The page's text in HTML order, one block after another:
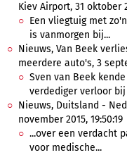
Kiev Airport, 31 oktober
Een vliegtuig met
is vanmorgen bij...
Nieuws, Van Beek
meerdere auto's, 3
Sven van Beek
verdediger verloor bij
Nieuws, Duitsland -
november 2015, 19:50:19
...over een verdacht
voor medische...